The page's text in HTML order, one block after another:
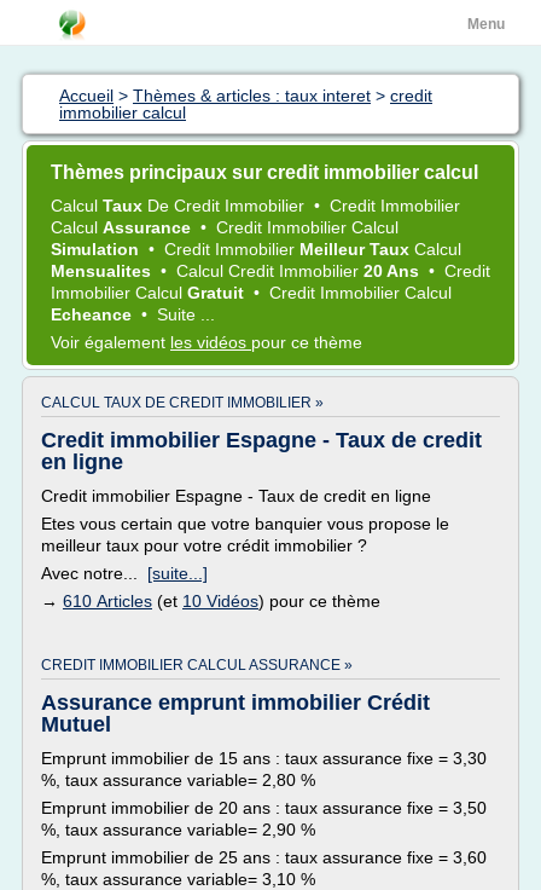
Menu
Accueil > Thèmes & articles : taux interet > credit
immobilier calcul
Thèmes principaux sur credit immobilier calcul
Calcul Taux De Credit Immobilier • Credit Immobilier
Calcul Assurance • Credit Immobilier Calcul
Simulation • Credit Immobilier Meilleur Taux Calcul
Mensualites • Calcul Credit Immobilier 20 Ans • Credit
Immobilier Calcul Gratuit • Credit Immobilier Calcul
Echeance • Suite ...
Voir également les vidéos pour ce thème
CALCUL TAUX DE CREDIT IMMOBILIER »
Credit immobilier Espagne - Taux de credit
en ligne
Credit immobilier Espagne - Taux de credit en ligne
Etes vous certain que votre banquier vous propose le
meilleur taux pour votre crédit immobilier ?
Avec notre... [suite...]
→ 610 Articles (et 10 Vidéos) pour ce thème
CREDIT IMMOBILIER CALCUL ASSURANCE »
Assurance emprunt immobilier Crédit
Mutuel
Emprunt immobilier de 15 ans : taux assurance fixe = 3,30
%, taux assurance variable= 2,80 %
Emprunt immobilier de 20 ans : taux assurance fixe = 3,50
%, taux assurance variable= 2,90 %
Emprunt immobilier de 25 ans : taux assurance fixe = 3,60
%, taux assurance variable= 3,10 %